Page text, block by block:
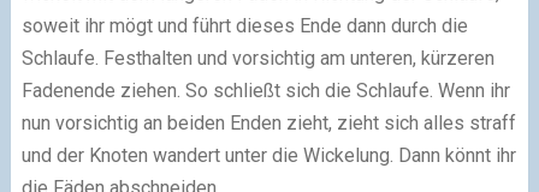
soweit ihr mögt und führt dieses Ende dann durch die
Schlaufe. Festhalten und vorsichtig am unteren, kürzeren
Fadenende ziehen. So schließt sich die Schlaufe. Wenn ihr
nun vorsichtig an beiden Enden zieht, zieht sich alles straff
und der Knoten wandert unter die Wickelung. Dann könnt ihr